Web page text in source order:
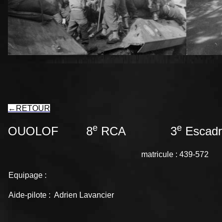
← RETOUR
OUOLOF 8e RCA 3e
matricule : 439-572
Equipage :
Aide-pilote : Adrien Lavancier